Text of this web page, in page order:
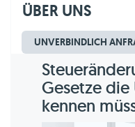
ÜBER UNS
UNVERBINDLICH
Dipl.-Kfm. Christian
erstellt am
Gesetze
kennen